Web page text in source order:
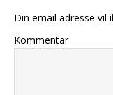
Din email adresse vil
Kommentar